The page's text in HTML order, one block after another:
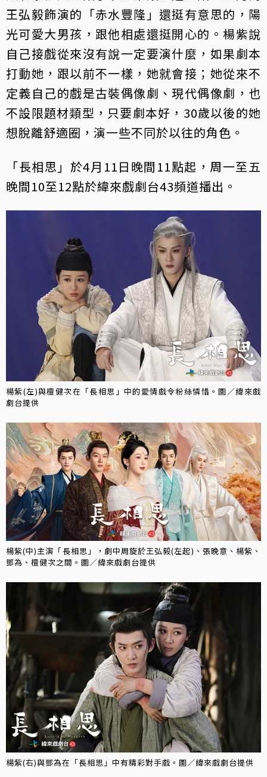
王弘毅飾演的「赤水豐隆」還挺有意思的，陽
光可愛大男孩，跟他相處還挺開心的。楊紫說
自己接戲從來沒有說一定要演什麼，如果劇本
打動她，跟以前不一樣，她就會接；她從來不
定義自己的戲是古裝偶像劇、現代偶像劇，也
不設限題材類型，只要劇本好，30歲以後的她
想脫離舒適圈，演一些不同於以往的角色。
「長相思」於4月11日晚間11點起，周一至五
晚間10至12點於緯來戲劇台43頻道播出。
楊紫(左)與檀健次在「長相思」中的愛情戲令粉絲憐惜。圖／緯來戲
劇台提供
楊紫(中)主演「長相思」，劇中周旋於王弘毅(左起)、張晚意、楊紫、
鄧為、檀健次之間。圖／緯來戲劇台提供
楊紫(右)與鄧為在「長相思」中有精彩對手戲。圖／緯來戲劇台提供